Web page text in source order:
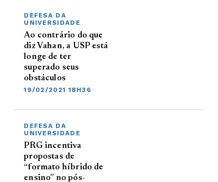
DEFESA DA
UNIVERSIDADE
Ao contrário do que
diz Vahan, a USP está
longe de ter
superado seus
obstáculos
19/02/2021 18H36
DEFESA DA
UNIVERSIDADE
PRG incentiva
propostas de
“formato híbrido de
ensino” no pós-